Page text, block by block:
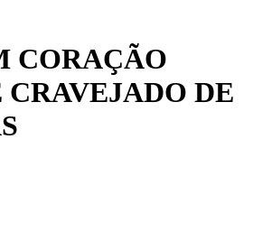
CORAÇÃO
DE